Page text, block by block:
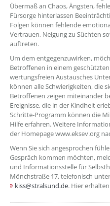
Übermaß an Chaos, Ängsten,
Fürsorge hinterlassen
Folgen können fehlende
Vertrauen, Neigung zu Süchten
auftreten.
Um dem entgegenzuwirken,
Betroffenen in einem
wertungsfreien Austausches
können alle Schwierigkeiten, die
Betroffenen zeigen miteinander
Ereignisse, die in der Kindheit
Schritte-Programm können die
Hilfe erfahren. Weitere
der Homepage www.eksev.org
Wenn Sie sich angesprochen
Gespräch kommen möchten,
und Informationsstelle für
Mönchstraße 17, telefonisch
kiss@stralsund.de. Hier